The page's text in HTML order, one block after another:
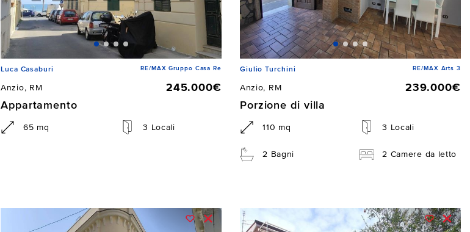
Luca Casaburi RE/MAX Gruppo Casa Re
Anzio, RM
245.000€
Appartamento
65 mq 3 Locali
Giulio Turchini RE/MAX Arts 3
Anzio, RM
239.000€
Porzione di villa
110 mq 3 Locali
2 Bagni 2 Camere da letto